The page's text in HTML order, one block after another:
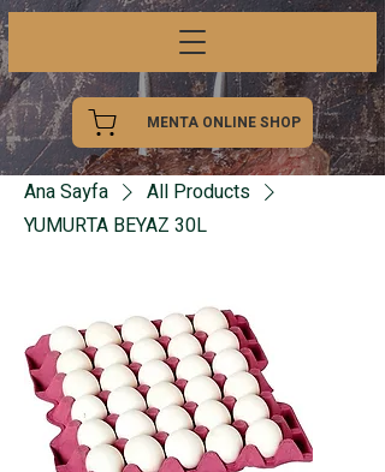
MENTA ONLINE SHOP
Ana Sayfa
All Products
YUMURTA BEYAZ 30L